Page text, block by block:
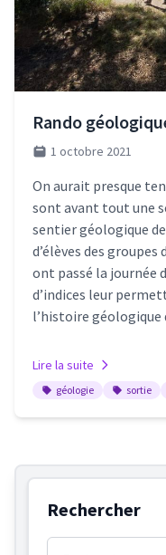
Rando
1 octobre 2021
On aurait presque
sont avant tout une
sentier géologique
d’élèves des
ont passé la journée
d’indices leur
l’histoire
Lire la suite
géologie sortie
Rechercher